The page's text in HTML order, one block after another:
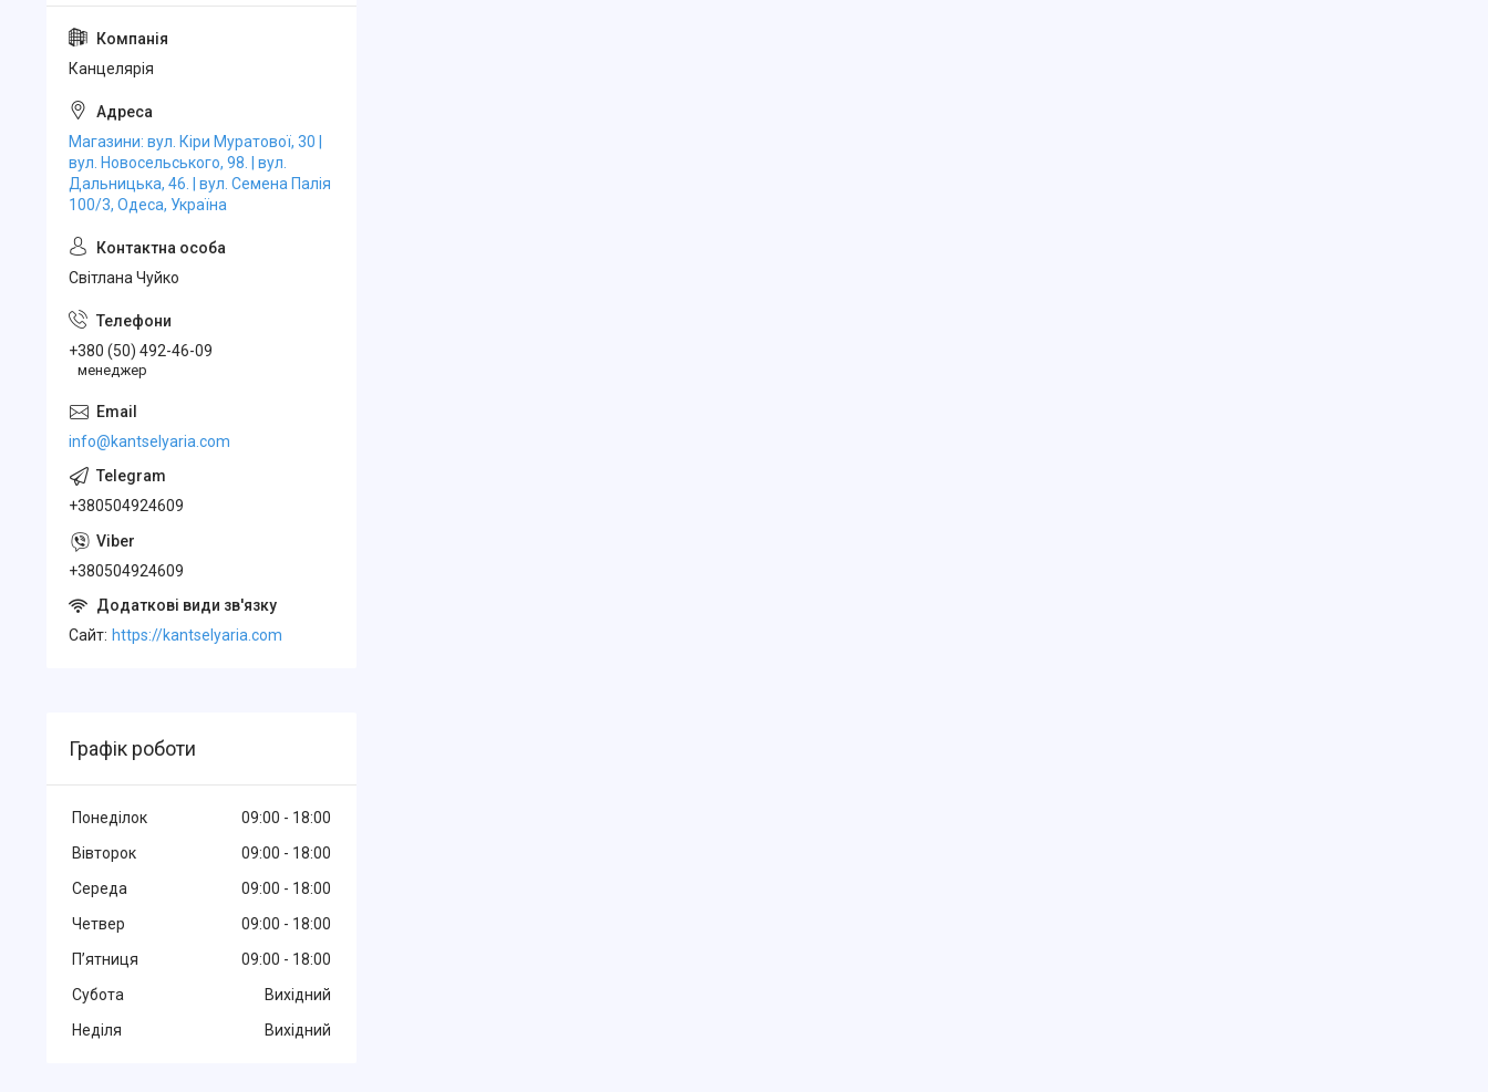
Канцелярiя
Магазини: вул. Кіри Муратової, 30 |
вул. Новосельського, 98. | вул.
Дальницька, 46. | вул. Семена Палія
100/3, Одеса, Україна
Свiтлана Чуйко
+380 (50) 492-46-09
менеджер
info@kantselyaria.com
+380504924609
+380504924609
Cайт https://kantselyaria.com
Графік роботи
Понеділок 09:00
18:00
Вівторок
09:00
18:00
Середа
09:00
18:00
Четвер
09:00
18:00
Пʼятниця
09:00
18:00
Субота
Вихідний
Неділя
Вихідний